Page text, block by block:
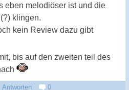
eben melodiöser ist und die
klingen.
kein Review dazu gibt
bis auf den zweiten teil des
Antworten 0